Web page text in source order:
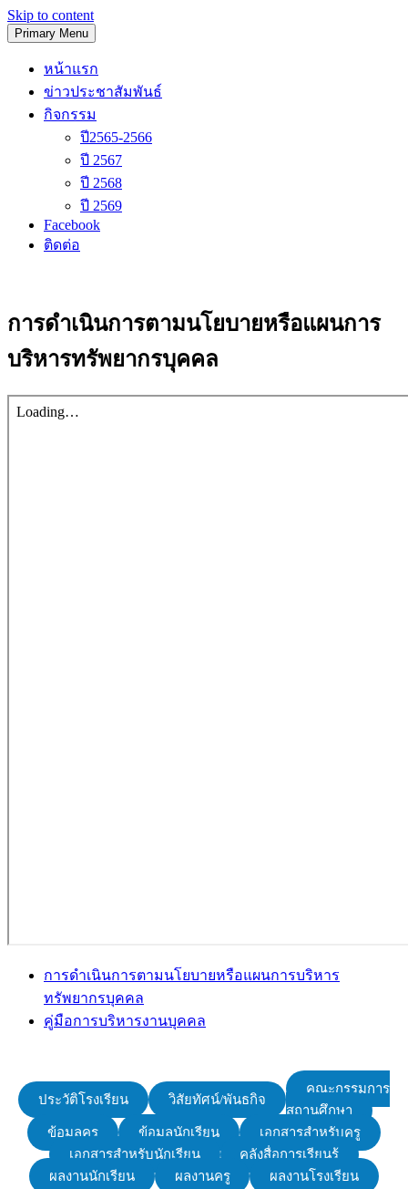
Skip to content
Primary Menu
หน้าแรก
ข่าวประชาสัมพันธ์
กิจกรรม
ปี2565-2566
ปี 2567
ปี 2568
ปี 2569
Facebook
ติดต่อ
การดำเนินการตามนโยบายหรือแผนการ
บริหารทรัพยากรบุคคล
การดำเนินการตามนโยบายหรือแผนการบริหาร
ทรัพยากรบุคคล
คู่มือการบริหารงานบุคคล
ประวัติโรงเรียน วิสัยทัศน์/พันธกิจ
คณะกรรมการ
สถานศึกษา
ข้อมูลครู
ข้อมูลนักเรียน
เอกสารสำหรับครู
เอกสารสำหรับนักเรียน
คลังสื่อการเรียนรู้
ผลงานนักเรียน
ผลงานครู ผลงานโรงเรียน